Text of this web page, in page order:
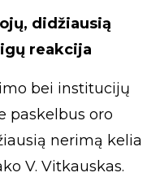
didžiausią
reakcija
bei institucijų
paskelbus oro
nerimą kelia
V. Vitkauskas.